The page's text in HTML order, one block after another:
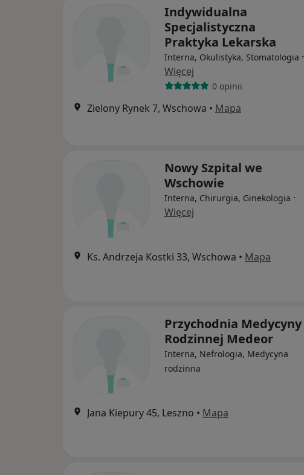
Indywidualna
Specjalistyczna
Praktyka Lekarska
Interna, Okulistyka, Stomatologia ·
Więcej
0 opinii
Zielony Rynek 7, Wschowa • Mapa
Nowy Szpital we
Wschowie
Interna, Chirurgia, Ginekologia ·
Więcej
Ks. Andrzeja Kostki 33, Wschowa • Mapa
Przychodnia Medycyny
Rodzinnej Medeor
Interna, Nefrologia, Medycyna
rodzinna
Jana Kiepury 45, Leszno • Mapa